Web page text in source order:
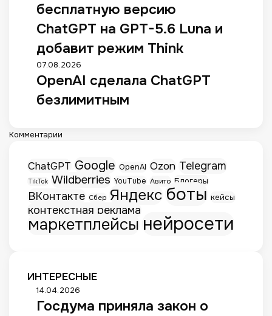
бесплатную версию
ChatGPT на GPT-5.6 Luna и
добавит режим Think
07.08.2026
OpenAI сделала ChatGPT
безлимитным
Комментарии
ChatGPT Google OpenAI Ozon Telegram
TikTok Wildberries YouTube Авито Блогеры
ВКонтакте Сбер Яндекс боты кейсы
контекстная реклама
маркетплейсы нейросети
ИНТЕРЕСНЫЕ
Г
о
14.04.2026
Госдума приняла закон о